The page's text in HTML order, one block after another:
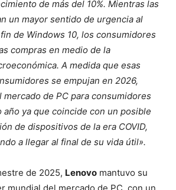
de más del 10%. Mientras las
un mayor sentido de urgencia al
de Windows 10, los consumidores
compras en medio de la
A medida que esas
se empujan en 2026,
mercado de PC para consumidores
ya que coincide con un posible
de dispositivos de la era COVID,
a llegar al final de su vida útil».
de 2025, Lenovo mantuvo su